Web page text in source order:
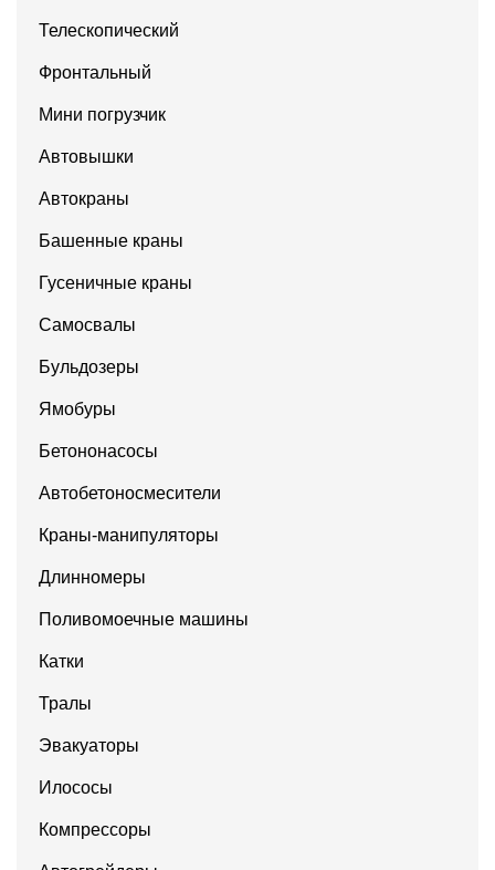
Телескопический
Фронтальный
Мини погрузчик
Автовышки
Автокраны
Башенные краны
Гусеничные краны
Самосвалы
Бульдозеры
Ямобуры
Бетононасосы
Автобетоносмесители
Краны-манипуляторы
Длинномеры
Поливомоечные машины
Катки
Тралы
Эвакуаторы
Илососы
Компрессоры